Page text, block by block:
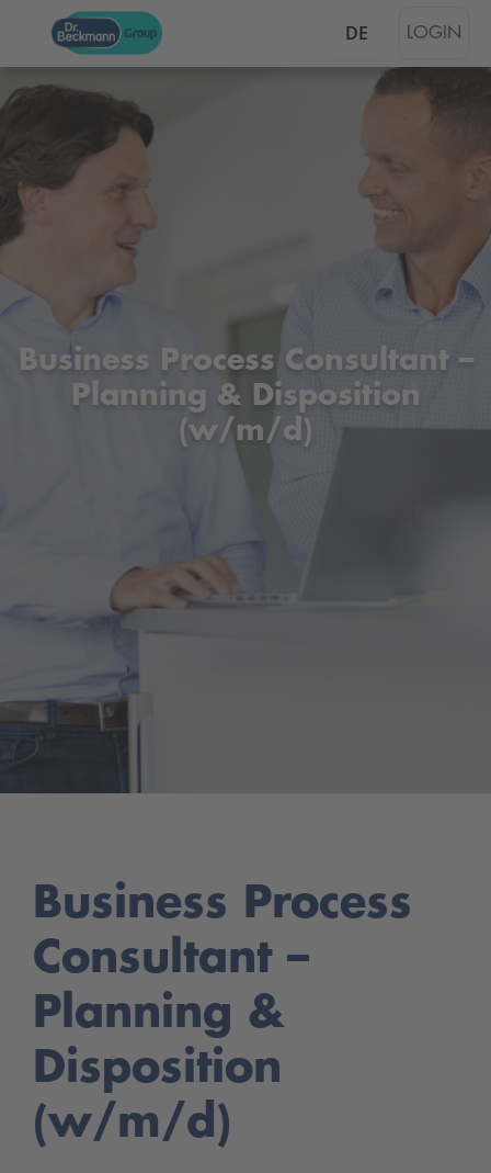
DE LOGIN
Business Process Consultant –
Planning & Disposition
(w/m/d)
Business Process
Consultant –
Planning &
Disposition
(w/m/d)